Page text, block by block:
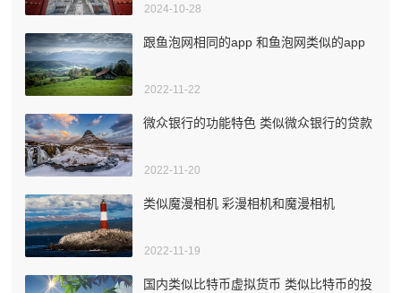
2024-10-28
跟鱼泡网相同的app 和鱼泡网类似的app
2022-11-22
微众银行的功能特色 类似微众银行的贷款
2022-11-20
类似魔漫相机 彩漫相机和魔漫相机
2022-11-19
国内类似比特币虚拟货币 类似比特币的投